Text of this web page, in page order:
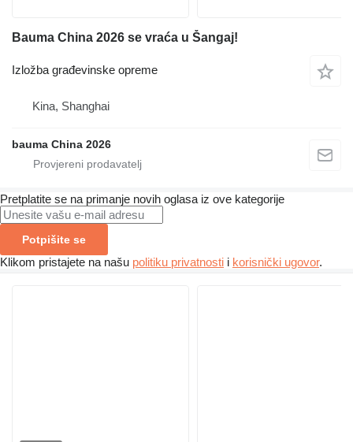
Bauma China 2026 se vraća u Šangaj!
Izložba građevinske opreme
Kina, Shanghai
bauma China 2026
Pretplatite se na primanje novih oglasa iz ove kategorije
Potpišite se
Klikom pristajete na našu politiku privatnosti i korisnički ugovor.